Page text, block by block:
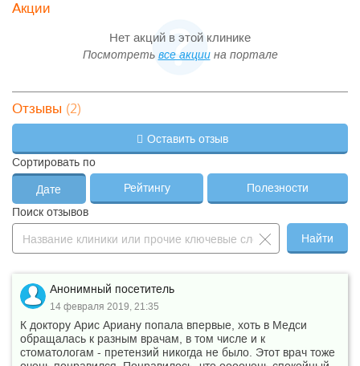
Акции
Нет акций в этой клинике
Посмотреть все акциина портале
Отзывы (2)
Оставить отзыв
Сортировать по
Дате Рейтингу
Полезности
Поиск отзывов
Найти
Анонимный посетитель
14 февраля 2019, 21:35
К доктору Арис Ариану попала впервые, хоть в Медси
обращалась к разным врачам, в том числе и к
стоматологам - претензий никогда не было. Этот врач тоже